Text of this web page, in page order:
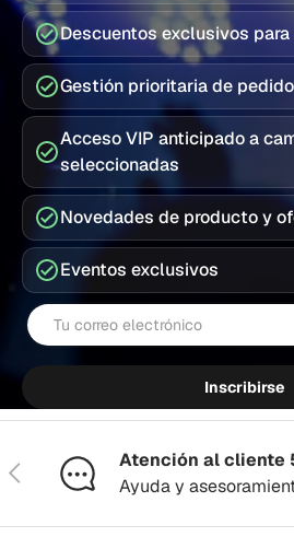
Descuentos exclusivos
Gestión prioritaria de
Acceso VIP anticipado a
seleccionadas
Novedades de producto y
Eventos exclusivos
Correo electrónico
Inscribirse
Anterior
Atención al cliente
Ayuda y